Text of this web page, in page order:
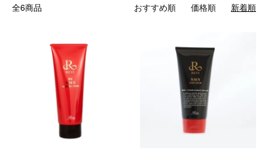
全6商品 おすすめ順 価格順 新着順